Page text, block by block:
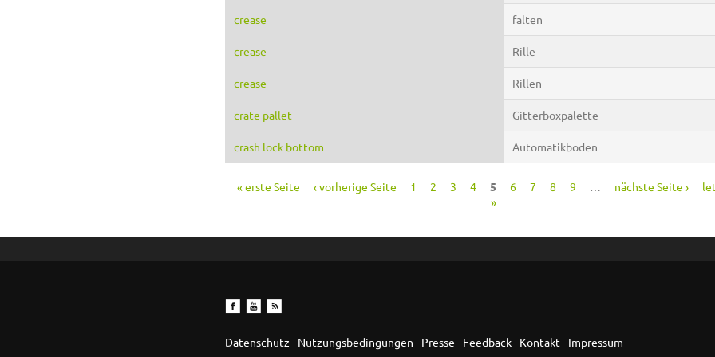
crease falten
crease Rille
crease Rillen
crate pallet Gitterboxpalette
crash lock bottom Automatikboden
« erste Seite ‹ vorherige Seite 1 2 3 4 5 6 7 8 9 nächste Seite ›
»
Datenschutz Nutzungsbedingungen Presse Feedback Kontakt Impressum